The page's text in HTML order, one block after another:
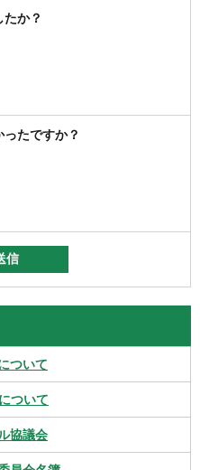
か？
たですか？
ついて
ついて
協議会